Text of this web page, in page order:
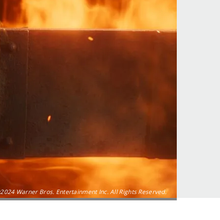
Warner Bros. Entertainment Inc. All Rights Reserved.